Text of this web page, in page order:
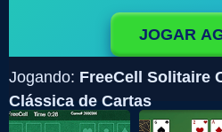
JOGAR
Jogando: FreeCell Solitaire
Clássica de Cartas